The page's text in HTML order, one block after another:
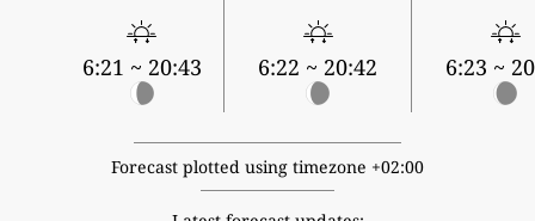
6:21 ~ 20:43 6:22 ~ 20:42 6:23 ~
Forecast plotted using timezone +02:00